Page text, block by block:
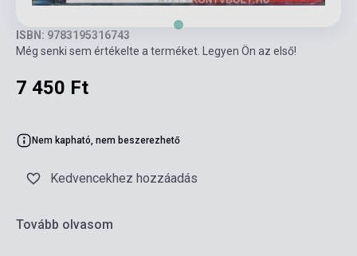
ISBN: 9783195316743
Még senki sem értékelte a terméket. Legyen Ön az első!
7 450 Ft
Nem kapható, nem beszerezhető
Kedvencekhez hozzáadás
Tovább olvasom